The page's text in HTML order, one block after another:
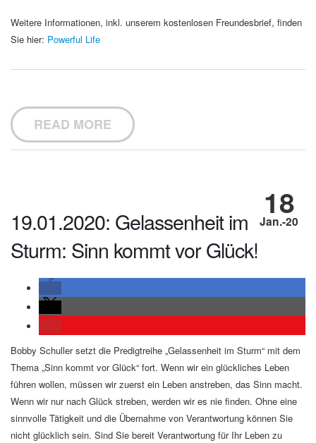
Weitere Informationen, inkl. unserem kostenlosen Freundesbrief, finden
Sie hier: Powerful Life
READ MORE
18
Jan.-20
19.01.2020: Gelassenheit im
Sturm: Sinn kommt vor Glück!
Bobby Schuller setzt die Predigtreihe „Gelassenheit im Sturm“ mit dem
Thema „Sinn kommt vor Glück“ fort. Wenn wir ein glückliches Leben
führen wollen, müssen wir zuerst ein Leben anstreben, das Sinn macht.
Wenn wir nur nach Glück streben, werden wir es nie finden. Ohne eine
sinnvolle Tätigkeit und die Übernahme von Verantwortung können Sie
nicht glücklich sein. Sind Sie bereit Verantwortung für Ihr Leben zu